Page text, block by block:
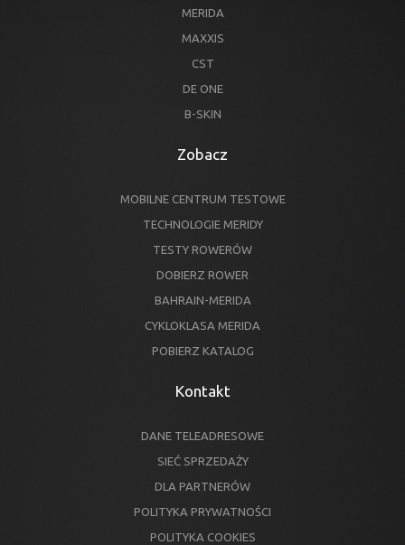
MERIDA
MAXXIS
CST
DE ONE
B-SKIN
Zobacz
MOBILNE CENTRUM TESTOWE
TECHNOLOGIE MERIDY
TESTY ROWERÓW
DOBIERZ ROWER
BAHRAIN-MERIDA
CYKLOKLASA MERIDA
POBIERZ KATALOG
Kontakt
DANE TELEADRESOWE
SIEĆ SPRZEDAŻY
DLA PARTNERÓW
POLITYKA PRYWATNOŚCI
POLITYKA COOKIES